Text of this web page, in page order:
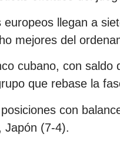
europeos llegan a
mejores del
cubano, con saldo
que rebase la
con
Japón (7-4).